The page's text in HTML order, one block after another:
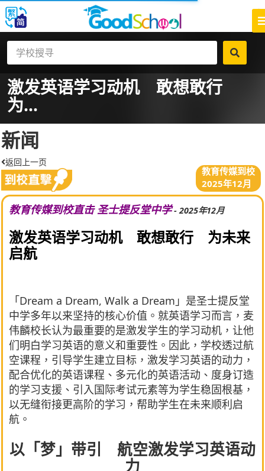
激发英语学习动机 敢想敢行
为...
新闻
返回上一页
教育传媒到校
2025年12月
教育传媒到校直击 圣士提反堂中学- 2025年12月
激发英语学习动机 敢想敢行 为未来
启航
「Dream a Dream, Walk a Dream」是圣士提反堂
中学多年以来坚持的核心价值。就英语学习而言，麦
伟麟校长认为最重要的是激发学生的学习动机，让他
们明白学习英语的意义和重要性。因此，学校透过航
空课程，引导学生建立目标，激发学习英语的动力，
配合优化的英语课程、多元化的英语活动、度身订造
的学习支援、引入国际考试元素等为学生稳固根基，
以无缝衔接更高阶的学习，帮助学生在未来顺利启
航。
以「梦」带引 航空激发学习英语动
力